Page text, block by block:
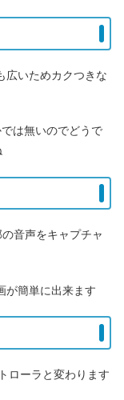
広いためカクつきな
は無いのでどうで
音声をキャプチャ
が簡単に出来ます
ローラと変わります